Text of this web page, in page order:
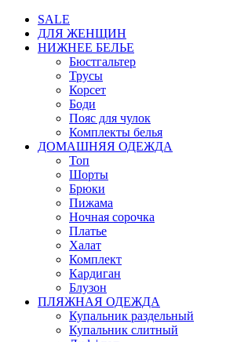
SALE
ДЛЯ ЖЕНЩИН
НИЖНЕЕ БЕЛЬЕ
Бюстгальтер
Трусы
Корсет
Боди
Пояс для чулок
Комплекты белья
ДОМАШНЯЯ ОДЕЖДА
Топ
Шорты
Брюки
Пижама
Ночная сорочка
Платье
Халат
Комплект
Кардиган
Блузон
ПЛЯЖНАЯ ОДЕЖДА
Купальник раздельный
Купальник слитный